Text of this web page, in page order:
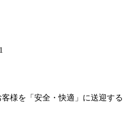
様を「安全・快適」に送迎する